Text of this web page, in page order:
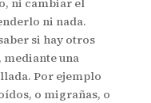
ni nada.
si hay otros
mediante una
Por ejemplo
o migrañas, o